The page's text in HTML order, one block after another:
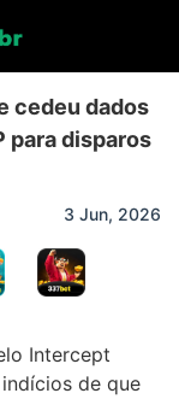
cedeu dados
para disparos
3 Jun, 2026
Intercept
de que